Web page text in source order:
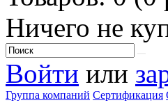
Ничего не
Войти или
Группа компаний Сертификация